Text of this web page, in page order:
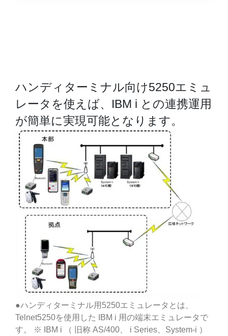
ハンディターミナル向け5250エミュ
レータを使えば、IBM i との連携運用
が簡単に実現可能となります。
●ハンディターミナル用5250エミュレータとは、
Telnet5250を使用した IBM i 用の端末エミュレータで
す。 ※ IBM i （ 旧称 AS/400、 i Series、System-i ）